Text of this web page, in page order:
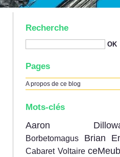
Recherche
Pages
A propos de ce blog
Mots-clés
Aaron
Borbetomagus Brian
Cabaret Voltaire